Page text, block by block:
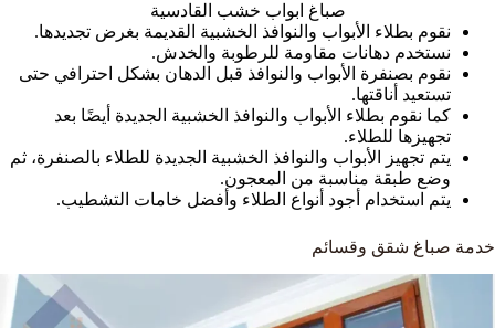
صباغ ابواب خشب القادسية
نقوم بطلاء الأبواب والنوافذ الخشبية القديمة بغرض تجديدها.
نستخدم دهانات مقاومة للرطوبة والخدش.
نقوم بصنفرة الأبواب والنوافذ قبل الدهان بشكل احترافي حتى
تستعيد أناقتها.
كما نقوم بطلاء الأبواب والنوافذ الخشبية الجديدة أيضًا بعد
تجهيزها للطلاء.
يتم تجهيز الأبواب والنوافذ الخشبية الجديدة للطلاء بالصنفرة، ثم
وضع طبقة مناسبة من المعجون.
يتم استخدام أجود أنواع الطلاء وأفضل خامات التشطيب.
خدمة صباغ شقق وقسائم